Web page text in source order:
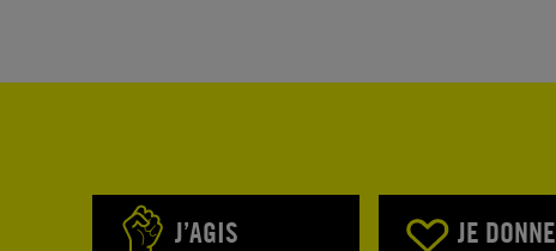
J’AGIS JE DONNE